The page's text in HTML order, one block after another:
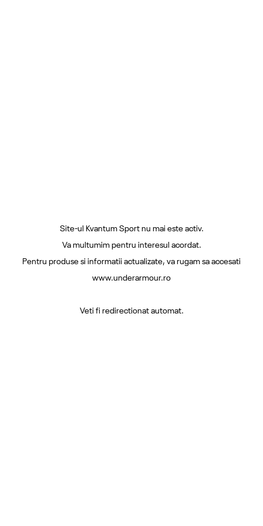
Site-ul Kvantum Sport nu mai este activ.
Va multumim pentru interesul acordat.
Pentru produse si informatii actualizate, va rugam sa accesati
www.underarmour.ro
Veti fi redirectionat automat.